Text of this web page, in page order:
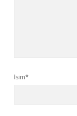
İsim*